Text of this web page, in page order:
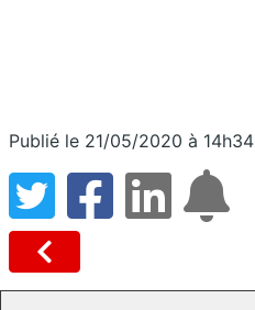
Publié le 21/05/2020 à 14h34